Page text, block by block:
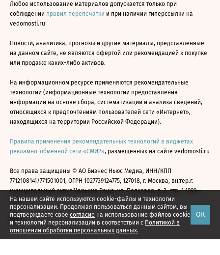
На нашем сайте используются cookie-файлы и технологии
персонализации. Продолжая пользоваться данным сайтом, вы
подтверждаете свое согласие на использование файлов cookie
и технологий персонализации в соответствии с Политикой в
отношении обработки персональных данных.
ОК
Любое использование материалов допускается только при
соблюдении правил перепечатки и при наличии гиперссылки на
vedomosti.ru
Новости, аналитика, прогнозы и другие материалы, представленные
на данном сайте, не являются офертой или рекомендацией к покупке
или продаже каких-либо активов.
На информационном ресурсе применяются рекомендательные
технологии (информационные технологии предоставления
информации на основе сбора, систематизации и анализа сведений,
относящихся к предпочтениям пользователей сети «Интернет»,
находящихся на территории Российской Федерации).
Правила применения рекомендательных технологий в виджетах
рекламно-обменной сети «СМИ2», размещенных на сайте vedomosti.ru
Все права защищены © АО Бизнес Ньюс Медиа, ИНН/КПП
7712108141/771501001, ОГРН 1027739124775, 127018, г. Москва, вн.тер.г.
муниципальный округ Марьина Роща, ул. Полковая, д. 3, стр. 1 1999—
2026